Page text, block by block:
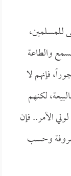
للمسلمين،
والطاعة
فإنهم لا
لكنهم
الأمر.. فإن
وحسب